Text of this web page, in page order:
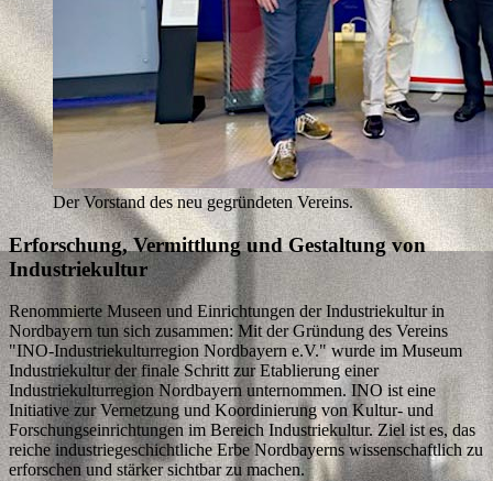
Der Vorstand des neu gegründeten Vereins.
Erforschung, Vermittlung und Gestaltung von
Industriekultur
Renommierte Museen und Einrichtungen der Industriekultur in
Nordbayern tun sich zusammen: Mit der Gründung des Vereins
"INO-Industriekulturregion Nordbayern e.V." wurde im Museum
Industriekultur der finale Schritt zur Etablierung einer
Industriekulturregion Nordbayern unternommen. INO ist eine
Initiative zur Vernetzung und Koordinierung von Kultur- und
Forschungseinrichtungen im Bereich Industriekultur. Ziel ist es, das
reiche industriegeschichtliche Erbe Nordbayerns wissenschaftlich zu
erforschen und stärker sichtbar zu machen.